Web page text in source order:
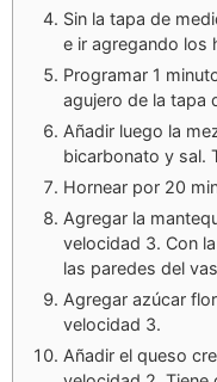
Sin la tapa de
e ir agregando los
Programar 1
agujero de la tapa
Añadir luego la
bicarbonato y sal.
Hornear por 20
Agregar la
velocidad 3. Con
las paredes del
Agregar azúcar
velocidad 3.
Añadir el queso